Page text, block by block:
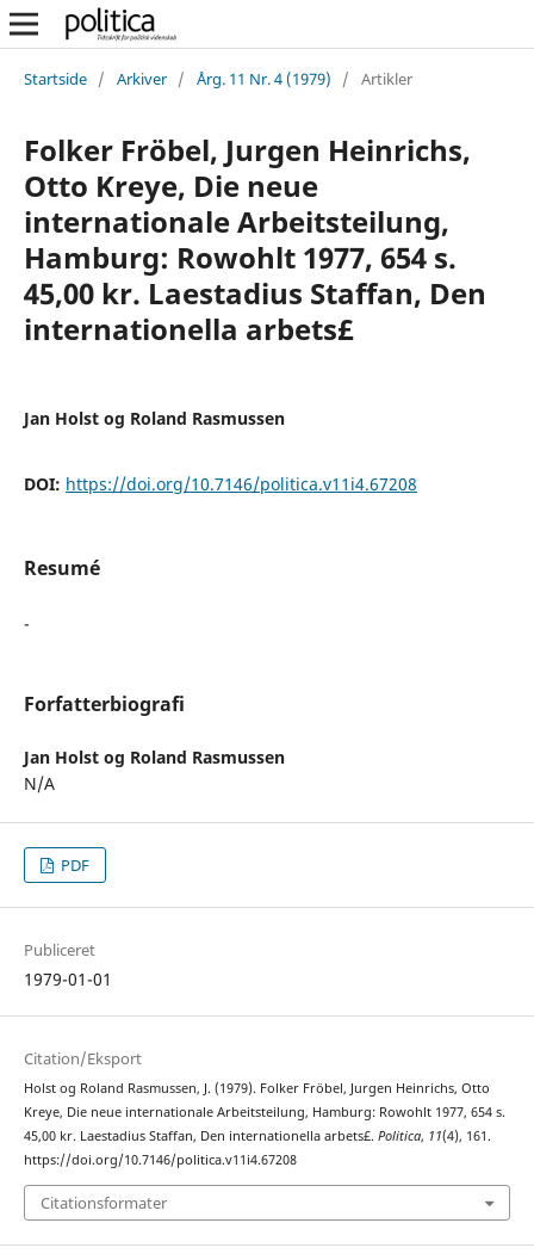
Startside / Arkiver / Årg. 11 Nr. 4 (1979) / Artikler
Folker Fröbel, Jurgen Heinrichs,
Otto Kreye, Die neue
internationale Arbeitsteilung,
Hamburg: Rowohlt 1977, 654 s.
45,00 kr. Laestadius Staffan, Den
internationella arbets£
Jan Holst og Roland Rasmussen
DOI: https://doi.org/10.7146/politica.v11i4.67208
Resumé
-
Forfatterbiografi
Jan Holst og Roland Rasmussen
N/A
PDF
Publiceret
1979-01-01
Citation/Eksport
Holst og Roland Rasmussen, J. (1979). Folker Fröbel, Jurgen Heinrichs, Otto
Kreye, Die neue internationale Arbeitsteilung, Hamburg: Rowohlt 1977, 654 s.
45,00 kr. Laestadius Staffan, Den internationella arbets£. Politica, 11(4), 161.
https://doi.org/10.7146/politica.v11i4.67208
Citationsformater